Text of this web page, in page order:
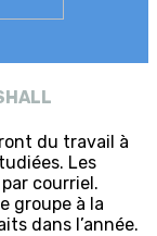
du travail à
Les
courriel.
groupe à la
dans l’année.